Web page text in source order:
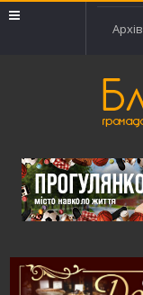
Архів